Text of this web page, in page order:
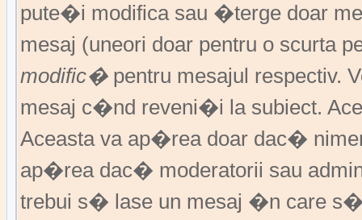
pute�i modifica sau �terge doar
mesaj (uneori doar pentru o
modific�pentru mesajul respectiv.
mesaj c�nd reveni�i la subiect.
Aceasta va ap�rea doar dac�
ap�rea dac� moderatorii sau
trebui s� lase un mesaj �n care